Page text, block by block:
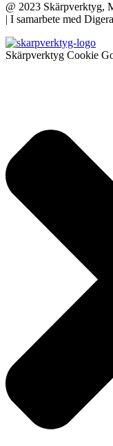
@ 2023 Skärpverktyg,
| I samarbete med
Skärpverktyg Cookie